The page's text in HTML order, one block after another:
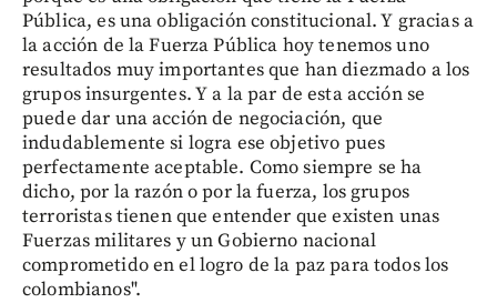
Pública, es una obligación constitucional. Y gracias a
la acción de la Fuerza Pública hoy tenemos uno
resultados muy importantes que han diezmado a los
grupos insurgentes. Y a la par de esta acción se
puede dar una acción de negociación, que
indudablemente si logra ese objetivo pues
perfectamente aceptable. Como siempre se ha
dicho, por la razón o por la fuerza, los grupos
terroristas tienen que entender que existen unas
Fuerzas militares y un Gobierno nacional
comprometido en el logro de la paz para todos los
colombianos".